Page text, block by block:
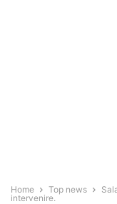
Home Top news
intervenire.